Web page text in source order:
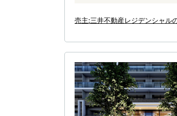
売主:三井不動産レジデンシャル